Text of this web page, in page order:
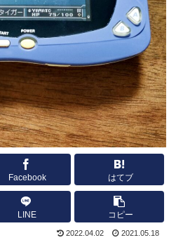
Facebook はてブ
LINE コピー
2022.04.02 2021.05.18